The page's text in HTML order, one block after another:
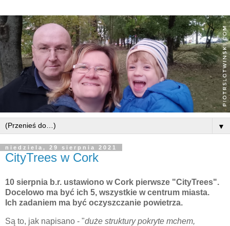
▼
niedziela, 29 sierpnia 2021
CityTrees w Cork
10 sierpnia b.r. ustawiono w Cork pierwsze "CityTrees".
Docelowo ma być ich 5, wszystkie w centrum miasta.
Ich zadaniem ma być oczyszczanie powietrza.
Są to, jak napisano - "duże struktury pokryte mchem,